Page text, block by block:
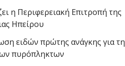
η Περιφερειακή Επιτροπή της
Ηπείρου
ειδών πρώτης ανάγκης για τη
πυρόπληκτων